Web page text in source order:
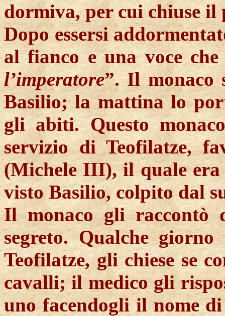
dormiva, per cui chiuse
Dopo essersi
al fianco e una voce
l’imperatore”. Il monaco
Basilio; la mattina lo
gli abiti. Questo
servizio di Teofilatze,
(Michele III), il quale
visto Basilio, colpito dal
Il monaco gli raccontò
segreto. Qualche
Teofilatze, gli chiese se
cavalli; il medico gli
uno facendogli il nome